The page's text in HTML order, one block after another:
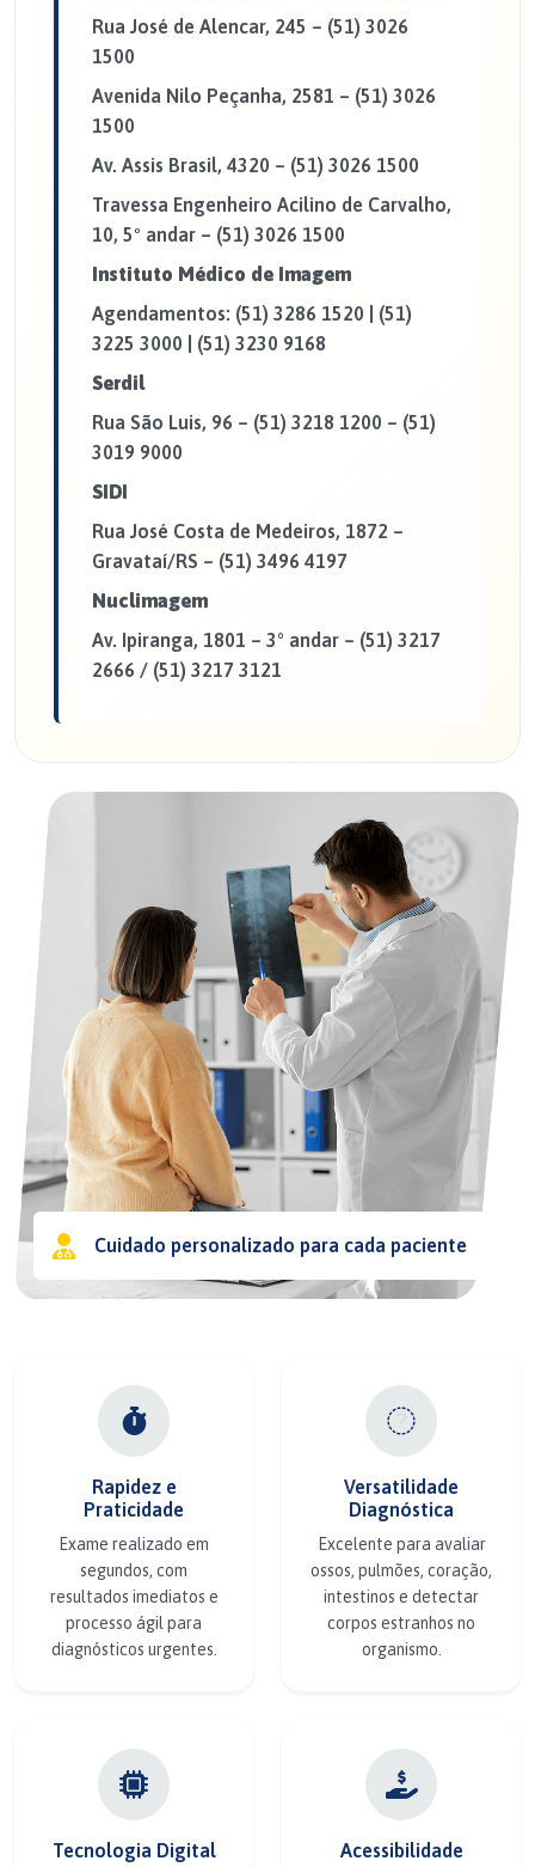
Rua José de Alencar, 245 – (51) 3026
1500
Avenida Nilo Peçanha, 2581 – (51) 3026
1500
Av. Assis Brasil, 4320 – (51) 3026 1500
Travessa Engenheiro Acilino de Carvalho,
10, 5º andar – (51) 3026 1500
Instituto Médico de Imagem
Agendamentos: (51) 3286 1520 | (51)
3225 3000 | (51) 3230 9168
Serdil
Rua São Luis, 96 – (51) 3218 1200 – (51)
3019 9000
SIDI
Rua José Costa de Medeiros, 1872 –
Gravataí/RS – (51) 3496 4197
Nuclimagem
Av. Ipiranga, 1801 – 3° andar – (51) 3217
2666 / (51) 3217 3121
Cuidado personalizado para cada paciente
Rapidez e
Praticidade
Exame realizado em
segundos, com
resultados imediatos e
processo ágil para
diagnósticos urgentes.
Versatilidade
Diagnóstica
Excelente para avaliar
ossos, pulmões, coração,
intestinos e detectar
corpos estranhos no
organismo.
Tecnologia Digital Acessibilidade